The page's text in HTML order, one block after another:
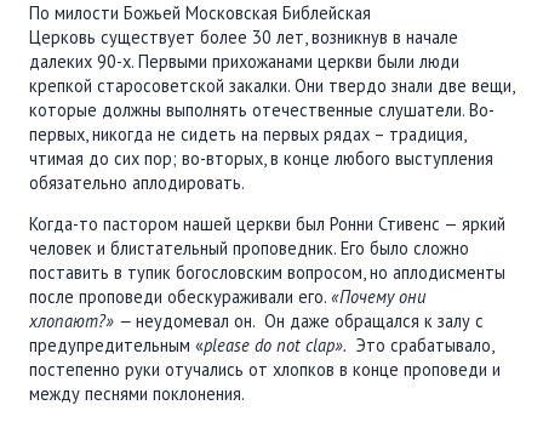
ПРИСОЕДИНИТЬСЯ
ЗАНЯТИЯ | ГРУППЫ|СЛУЖЕНИЯ
ПОСЛУШАТЬ
ЗАПИСИ БОГОСЛУЖЕНИЙ
ПОДДЕРЖАТЬ
ВРЕМЯ ДЕНЬГИ
По милости Божьей Московская Библейская
Церковь существует более 30 лет, возникнув в начале
далеких 90-х. Первыми прихожанами церкви были люди
крепкой старосоветской закалки. Они твердо знали две вещи,
которые должны выполнять отечественные слушатели. Во-
первых, никогда не сидеть на первых рядах – традиция,
чтимая до сих пор; во-вторых, в конце любого выступления
обязательно аплодировать.
Когда-то пастором нашей церкви был Ронни Стивенс — яркий
человек и блистательный проповедник. Его было сложно
поставить в тупик богословским вопросом, но аплодисменты
после проповеди обескураживали его. «Почему они
хлопают?» — неудомевал он. Он даже обращался к залу с
предупредительным «please do not clap». Это срабатывало,
постепенно руки отучались от хлопков в конце проповеди и
между песнями поклонения.